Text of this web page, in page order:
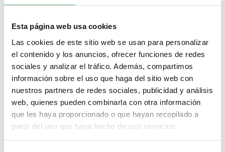
Esta página web usa cookies
Las cookies de este sitio web se usan para personalizar
el contenido y los anuncios, ofrecer funciones de redes
sociales y analizar el tráfico. Además, compartimos
información sobre el uso que haga del sitio web con
nuestros partners de redes sociales, publicidad y análisis
web, quienes pueden combinarla con otra información
que les haya proporcionado o que hayan recopilado a
partir del uso que haya hecho de sus servicios.
.
Sí
Normativa de RoHS China
Declaración RoHS China Producto fuera del ámbito de
RoHS China. Declaración informativa de sustancias
.
Comunicación ambiental
Perfil ambiental del producto
Perfil de circularidad
No se necesitan operaciones de reciclaje específicas
.